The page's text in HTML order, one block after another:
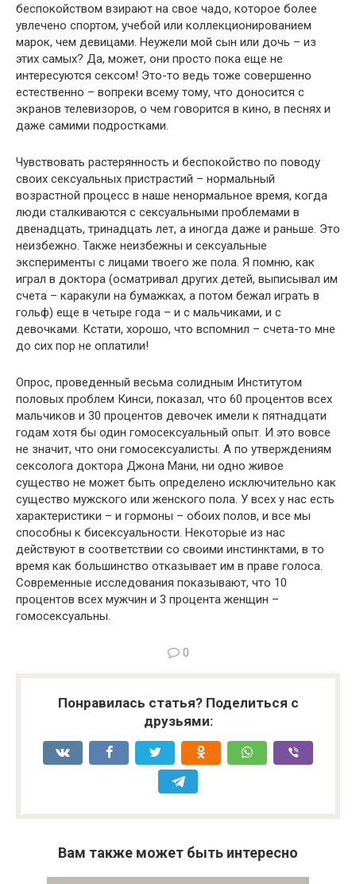
беспокойством взирают на свое чадо, которое более
увлечено спортом, учебой или коллекционированием
марок, чем девицами. Неужели мой сын или дочь – из
этих самых? Да, может, они просто пока еще не
интересуются сексом! Это-то ведь тоже совершенно
естественно – вопреки всему тому, что доносится с
экранов телевизоров, о чем говорится в кино, в песнях и
даже самими подростками.
Чувствовать растерянность и беспокойство по поводу
своих сексуальных пристрастий – нормальный
возрастной процесс в наше ненормальное время, когда
люди сталкиваются с сексуальными проблемами в
двенадцать, тринадцать лет, а иногда даже и раньше. Это
неизбежно. Также неизбежны и сексуальные
эксперименты с лицами твоего же пола. Я помню, как
играл в доктора (осматривал других детей, выписывал им
счета – каракули на бумажках, а потом бежал играть в
гольф) еще в четыре года – и с мальчиками, и с
девочками. Кстати, хорошо, что вспомнил – счета-то мне
до сих пор не оплатили!
Опрос, проведенный весьма солидным Институтом
половых проблем Кинси, показал, что 60 процентов всех
мальчиков и 30 процентов девочек имели к пятнадцати
годам хотя бы один гомосексуальный опыт. И это вовсе
не значит, что они гомосексуалисты. А по утверждениям
сексолога доктора Джона Мани, ни одно живое
существо не может быть определено исключительно как
существо мужского или женского пола. У всех у нас есть
характеристики – и гормоны – обоих полов, и все мы
способны к бисексуальности. Некоторые из нас
действуют в соответствии со своими инстинктами, в то
время как большинство отказывает им в праве голоса.
Современные исследования показывают, что 10
процентов всех мужчин и 3 процента женщин –
гомосексуальны.
0
Понравилась статья? Поделиться с
друзьями:
Вам также может быть интересно